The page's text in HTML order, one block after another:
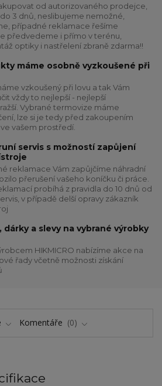
od autorizovaného prodejce,
3 dnů, neslibujeme nemožné,
případné reklamace řešíme
předvedeme i přímo v terénu,
optiky i nastřelení zbraně zdarma!!
máme osobně vyzkoušené při
vzkoušený při lovu a tak Vám
vždy to nejlepší - nejlepší
Vybrané termovize máme
lze si je tedy před zakoupením
vašem prostředí.
servis s možností zapůjení
reklamace Vám zapůjčíme náhradní
přerušení vašeho koníčku či práce.
probíhá z pravidla do 10 dnů od
v případě delší opravy zákazník
dárky a slevy na vybrané výrobky
HIKMICRO nabízíme akce na
řady včetně možnosti získání
Komentáře 0